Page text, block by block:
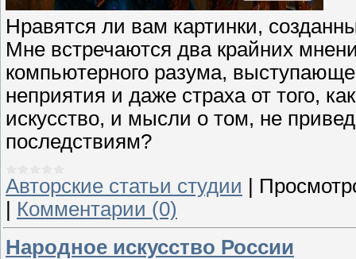
Нравятся ли вам картинки,
Мне встречаются два крайних
компьютерного разума,
неприятия и даже страха от того,
искусство, и мысли о том, не
последствиям?
Авторские статьи студии
Комментарии (0)
Народное искусство России